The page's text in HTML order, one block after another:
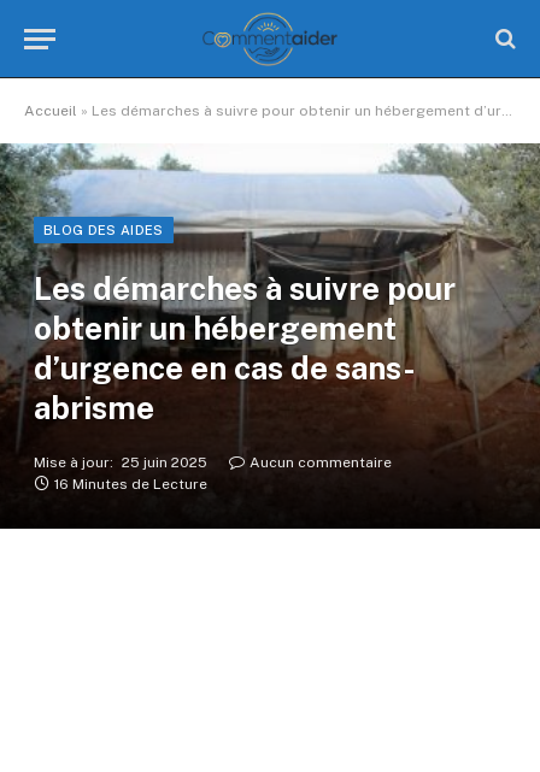
Accueil » Les démarches à suivre pour obtenir un hébergement d’urgence en cas de sans-abrisme
BLOG DES AIDES
Les démarches à suivre pour
obtenir un hébergement
d’urgence en cas de sans-
abrisme
Mise à jour: 25 juin 2025
Aucun commentaire
16 Minutes de Lecture